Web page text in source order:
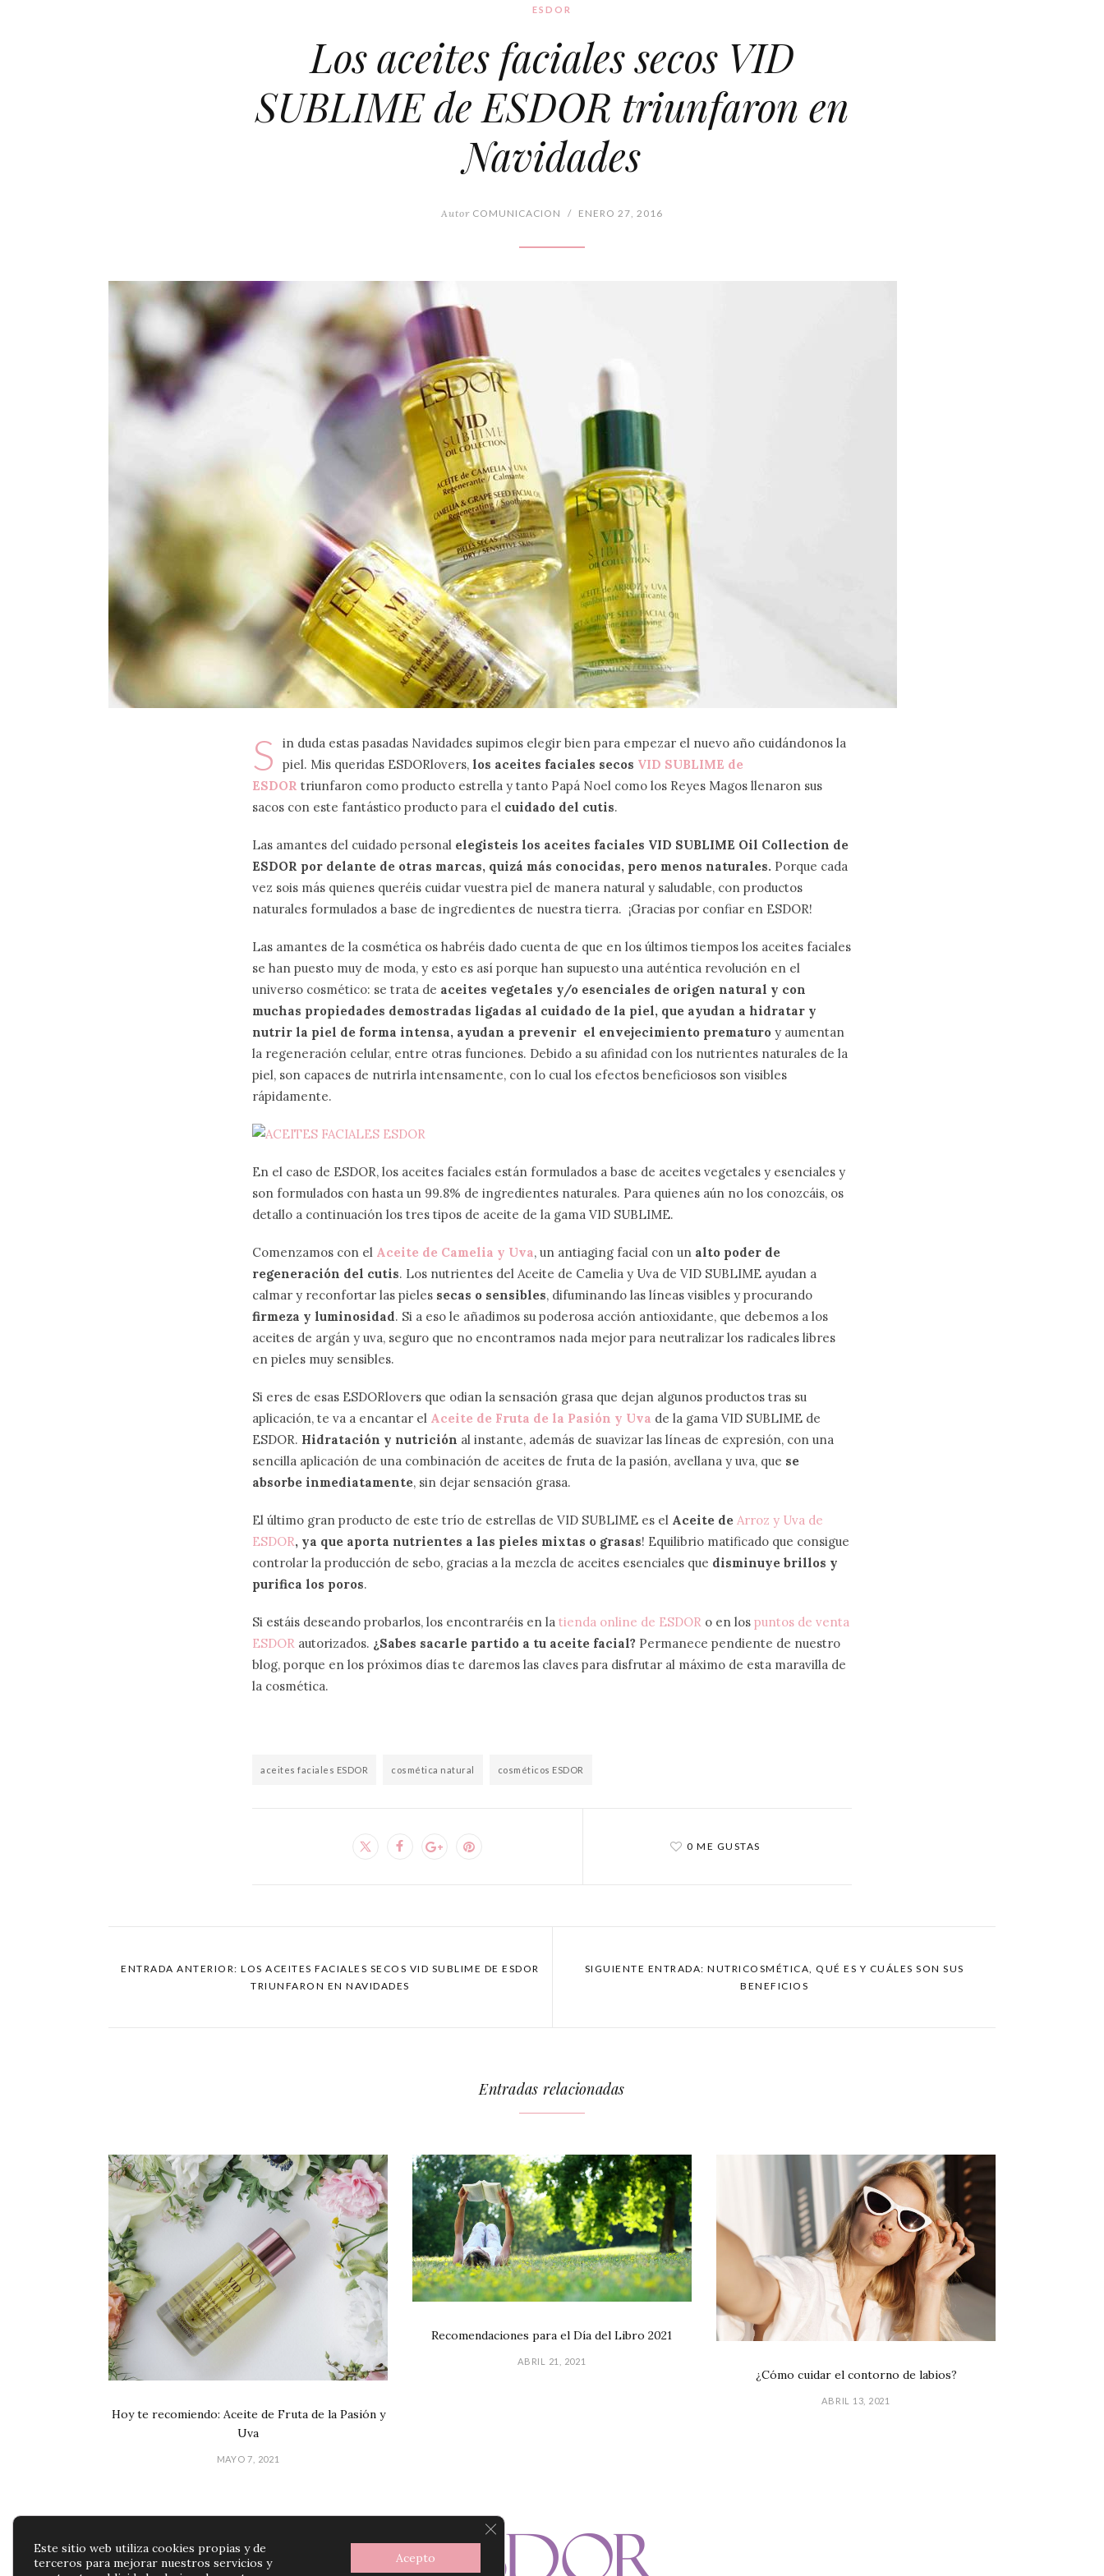
ESDOR
Los aceites faciales secos VID
SUBLIME de ESDOR triunfaron en
Navidades
Autor COMUNICACION / ENERO 27, 2016
S
in duda estas pasadas Navidades supimos elegir bien para empezar el nuevo año cuidándonos la
piel. Mis queridas ESDORlovers, los aceites faciales secos VID SUBLIME de
ESDOR triunfaron como producto estrella y tanto Papá Noel como los Reyes Magos llenaron sus
sacos con este fantástico producto para el cuidado del cutis.
Las amantes del cuidado personal elegisteis los aceites faciales VID SUBLIME Oil Collection de
ESDOR por delante de otras marcas, quizá más conocidas, pero menos naturales. Porque cada
vez sois más quienes queréis cuidar vuestra piel de manera natural y saludable, con productos
naturales formulados a base de ingredientes de nuestra tierra. ¡Gracias por confiar en ESDOR!
Las amantes de la cosmética os habréis dado cuenta de que en los últimos tiempos los aceites faciales
se han puesto muy de moda, y esto es así porque han supuesto una auténtica revolución en el
universo cosmético: se trata de aceites vegetales y/o esenciales de origen natural y con
muchas propiedades demostradas ligadas al cuidado de la piel, que ayudan a hidratar y
nutrir la piel de forma intensa, ayudan a prevenir el envejecimiento prematuro y aumentan
la regeneración celular, entre otras funciones. Debido a su afinidad con los nutrientes naturales de la
piel, son capaces de nutrirla intensamente, con lo cual los efectos beneficiosos son visibles
rápidamente.
En el caso de ESDOR, los aceites faciales están formulados a base de aceites vegetales y esenciales y
son formulados con hasta un 99.8% de ingredientes naturales. Para quienes aún no los conozcáis, os
detallo a continuación los tres tipos de aceite de la gama VID SUBLIME.
Comenzamos con el Aceite de Camelia y Uva, un antiaging facial con un alto poder de
regeneración del cutis. Los nutrientes del Aceite de Camelia y Uva de VID SUBLIME ayudan a
calmar y reconfortar las pieles secas o sensibles, difuminando las líneas visibles y procurando
firmeza y luminosidad. Si a eso le añadimos su poderosa acción antioxidante, que debemos a los
aceites de argán y uva, seguro que no encontramos nada mejor para neutralizar los radicales libres
en pieles muy sensibles.
Si eres de esas ESDORlovers que odian la sensación grasa que dejan algunos productos tras su
aplicación, te va a encantar el Aceite de Fruta de la Pasión y Uva de la gama VID SUBLIME de
ESDOR. Hidratación y nutrición al instante, además de suavizar las líneas de expresión, con una
sencilla aplicación de una combinación de aceites de fruta de la pasión, avellana y uva, que se
absorbe inmediatamente, sin dejar sensación grasa.
El último gran producto de este trío de estrellas de VID SUBLIME es el Aceite de Arroz y Uva de
ESDOR, ya que aporta nutrientes a las pieles mixtas o grasas! Equilibrio matificado que consigue
controlar la producción de sebo, gracias a la mezcla de aceites esenciales que disminuye brillos y
purifica los poros.
Si estáis deseando probarlos, los encontraréis en la tienda online de ESDOR o en los puntos de venta
ESDOR autorizados. ¿Sabes sacarle partido a tu aceite facial? Permanece pendiente de nuestro
blog, porque en los próximos días te daremos las claves para disfrutar al máximo de esta maravilla de
la cosmética.
aceites faciales ESDOR cosmética natural cosméticos ESDOR
0 ME GUSTAS
ENTRADA ANTERIOR: LOS ACEITES FACIALES SECOS VID SUBLIME DE ESDOR
TRIUNFARON EN NAVIDADES
SIGUIENTE ENTRADA: NUTRICOSMÉTICA, QUÉ ES Y CUÁLES SON SUS
BENEFICIOS
Entradas relacionadas
Hoy te recomiendo: Aceite de Fruta de la Pasión y
Uva
MAYO 7, 2021
Recomendaciones para el Día del Libro 2021
ABRIL 21, 2021
¿Cómo cuidar el contorno de labios?
ABRIL 13, 2021
Este sitio web utiliza cookies propias y de
terceros para mejorar nuestros servicios y
Acepto
CERRAR EL BANNER DE COOKIES RGPD